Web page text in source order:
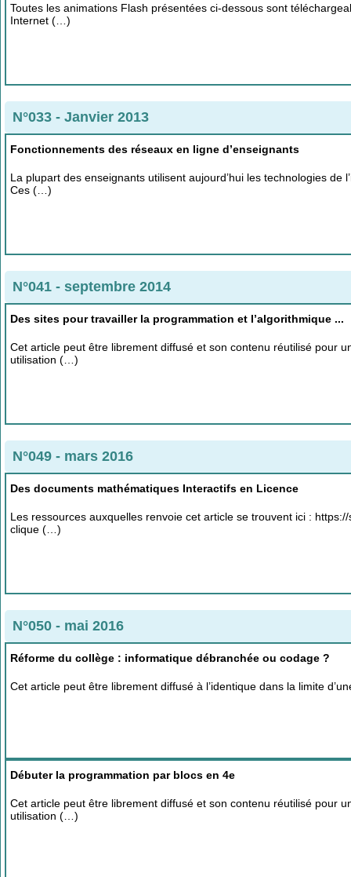
Toutes les animations Flash présentées ci-dessous sont
Internet (…)
N°033 - Janvier 2013
Fonctionnements des réseaux en ligne d’enseignants
La plupart des enseignants utilisent aujourd’hui les technologies
Ces (…)
N°041 - septembre 2014
Des sites pour travailler la programmation et l’algorithmique ...
Cet article peut être librement diffusé et son contenu réutilisé pour
utilisation (…)
N°049 - mars 2016
Des documents mathématiques Interactifs en Licence
Les ressources auxquelles renvoie cet article se trouvent ici :
clique (…)
N°050 - mai 2016
Réforme du collège : informatique débranchée ou codage ?
Cet article peut être librement diffusé à l’identique dans la limite
Débuter la programmation par blocs en 4e
Cet article peut être librement diffusé et son contenu réutilisé pour
utilisation (…)